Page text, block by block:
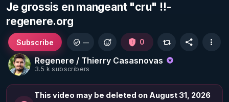
Je grossis en mangeant "cru" !!-
regenere.org
Regenere / Thierry Casasnovas
3.5 k subscribers
Subscribe — 0
This video may be deleted on August 31, 2026